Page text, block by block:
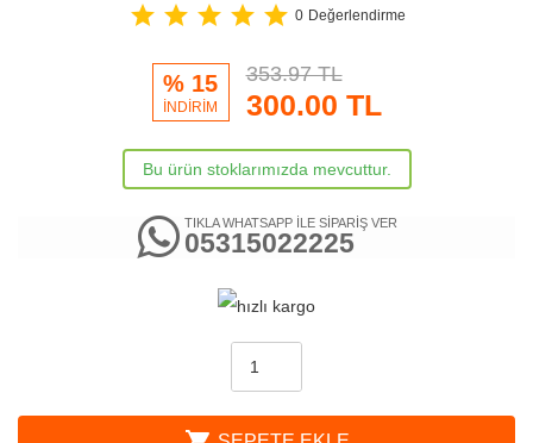
star star star star star 0 Değerlendirme
% 15
İNDİRİM
353.97 TL
300.00 TL
Bu ürün stoklarımızda mevcuttur.
TIKLA WHATSAPP İLE SİPARİŞ VER
05315022225